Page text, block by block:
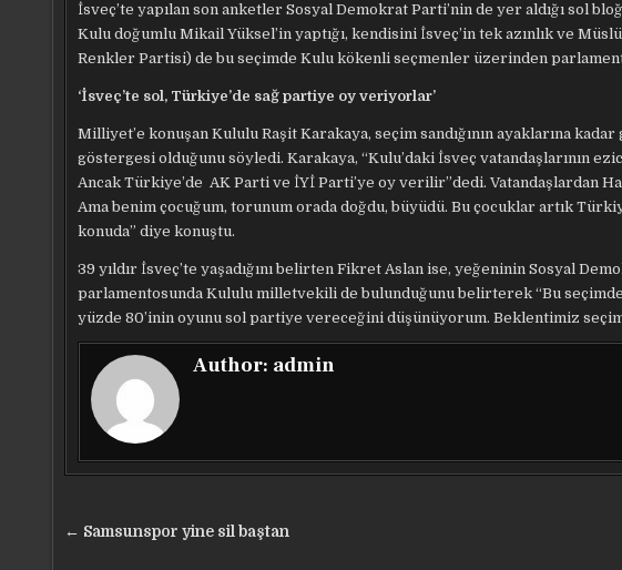
İsveç’te yapılan son anketler Sosyal Demokrat Parti’nin de yer aldığı sol
Kulu doğumlu Mikail Yüksel’in yaptığı, kendisini İsveç’in tek azınlık ve
Renkler Partisi) de bu seçimde Kulu kökenli seçmenler üzerinden
‘İsveç’te sol, Türkiye’de sağ partiye oy veriyorlar’
Milliyet’e konuşan Kululu Raşit Karakaya, seçim sandığının ayaklarına
göstergesi olduğunu söyledi. Karakaya, “Kulu’daki İsveç vatandaşlarının
Ancak Türkiye’de AK Parti ve İYİ Parti’ye oy verilir”dedi. Vatandaşlardan
Ama benim çocuğum, torunum orada doğdu, büyüdü. Bu çocuklar artık
konuda” diye konuştu.
39 yıldır İsveç’te yaşadığını belirten Fikret Aslan ise, yeğeninin Sosyal
parlamentosunda Kululu milletvekili de bulunduğunu belirterek “Bu
yüzde 80’inin oyunu sol partiye vereceğini düşünüyorum. Beklentimiz
Author: admin
Yazı
← Samsunspor yine sil baştan